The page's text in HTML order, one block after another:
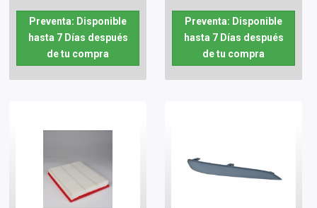
Preventa: Disponible
hasta 7 Días después
de tu compra
Preventa: Disponible
hasta 7 Días después
de tu compra